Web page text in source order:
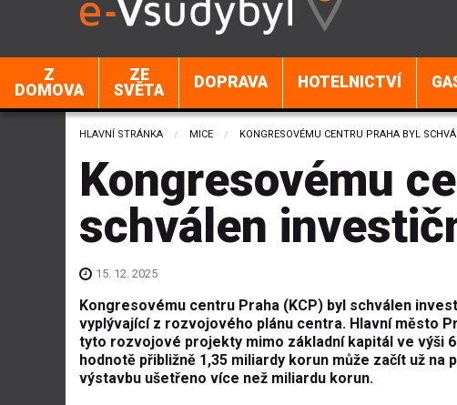
Z
DOMOVA
ZE
SVĚTA
DOPRAVA HOTELNICTVÍ
HLAVNÍ STRÁNKA MICE CURRENT:
KONGRESOVÉMU CENTRU PRAHA BYL
Kongresovému
schválen
15. 12. 2025
Kongresovému centru Praha (KCP) byl schválen
vyplývající z rozvojového plánu centra. Hlavní město
tyto rozvojové projekty mimo základní kapitál ve výši
hodnotě přibližně 1,35 miliardy korun může začít už na
výstavbu ušetřeno více než miliardu korun.